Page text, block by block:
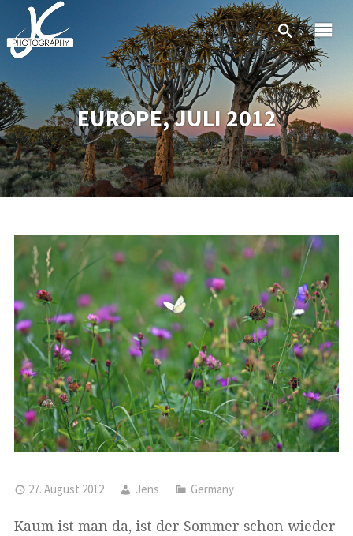
EUROPE, JULI 2012
27. August 2012 Jens Germany
Kaum ist man da, ist der Sommer schon wieder